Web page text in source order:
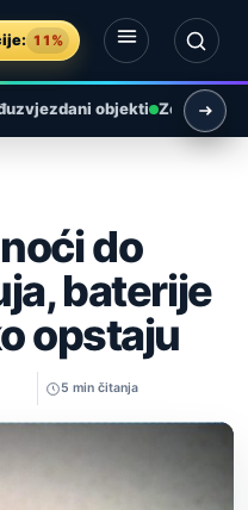
11%
objekti Zemlja i
do
baterije
opstaju
5 min čitanja